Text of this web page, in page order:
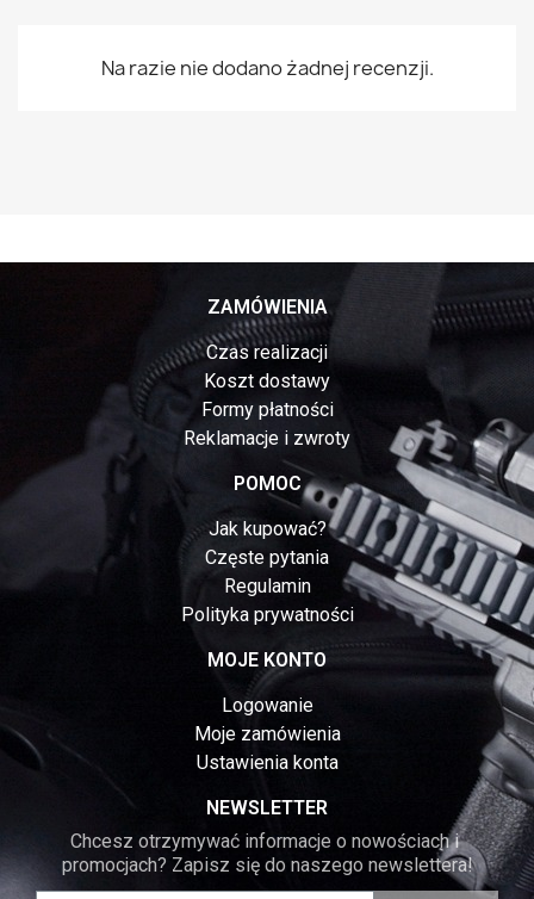
Na razie nie dodano żadnej recenzji.
ZAMÓWIENIA
Czas realizacji
Koszt dostawy
Formy płatności
Reklamacje i zwroty
POMOC
Jak kupować?
Częste pytania
Regulamin
Polityka prywatności
MOJE KONTO
Logowanie
Moje zamówienia
Ustawienia konta
NEWSLETTER
Chcesz otrzymywać informacje o nowościach i
promocjach? Zapisz się do naszego newslettera!